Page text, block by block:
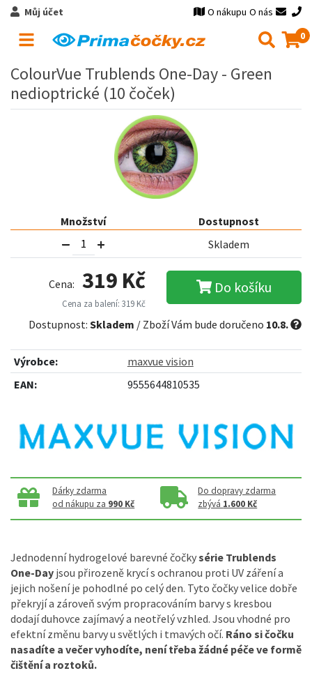
Můj účet O nákupu O nás
0
ColourVue Trublends One-Day - Green
nedioptrické (10 čoček)
Množství
Dostupnost
Skladem
Cena: 319 Kč
Cena za balení: 319 Kč
Do košíku
Dostupnost: Skladem / Zboží Vám bude doručeno 10.8.
Výrobce:
maxvue vision
EAN:
9555644810535
Dárky zdarma
od nákupu za 990 Kč
Do dopravy zdarma
zbývá 1.600 Kč
Jednodenní hydrogelové barevné čočkysérie Trublends
One-Day jsou přirozeně krycí s ochranou proti UV záření a
jejich nošení je pohodlné po celý den. Tyto čočky velice dobře
překryjí a zároveň svým propracováním barvy s kresbou
dodají duhovce zajímavý a neotřelý vzhled. Jsou vhodné pro
efektní změnu barvy u světlých i tmavých očí. Ráno si čočku
nasadíte a večer vyhodíte, není třeba žádné péče ve formě
čištění a roztoků.